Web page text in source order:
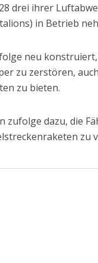
drei ihrer
in Betrieb
neu
zu zerstören,
zu bieten.
zufolge dazu, die
zu